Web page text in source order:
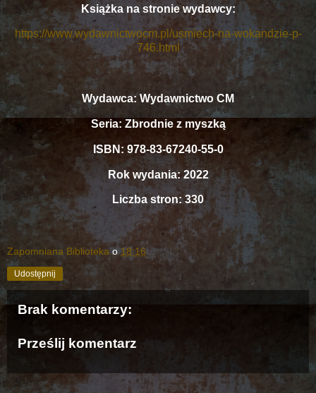
Książka na stronie wydawcy:
https://www.wydawnictwocm.pl/usmiech-na-wokandzie-p-
746.html
Wydawca: Wydawnictwo CM
Seria: Zbrodnie z myszką
ISBN: 978-83-67240-55-0
Rok wydania: 2022
Liczba stron: 330
Zapomniana Biblioteka o18:16
Udostępnij
Brak komentarzy:
Prześlij komentarz